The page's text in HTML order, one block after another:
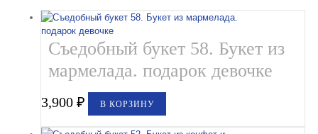
Съедобный букет 58. Букет из
мармелада. подарок девочке
3,900₽ В КОРЗИНУ